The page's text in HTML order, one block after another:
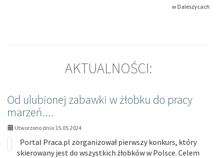
w Daleszycach
AKTUALNOŚCI:
Od ulubionej zabawki w żłobku do pracy
marzeń....
Utworzono dnia 15.05.2024
Portal Praca.pl zorganizował pierwszy konkurs, który
skierowany jest do wszystkich żłobków w Polsce. Celem